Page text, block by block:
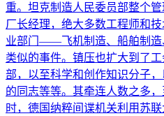
重。坦克制造人民委员部整个
厂长经理，绝大多数工程师和
业部门——飞机制造、船舶制造
类似的事件。镇压也扩大到了
部，以至科学和创作知识分子
的同志等等。其牵连人数之多
时，德国纳粹间谍机关利用苏